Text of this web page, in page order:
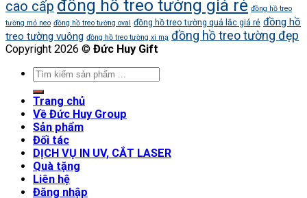
cao cấp đồng hồ treo tường giá rẻ đồng hồ treo
tường mỏ neo đồng hồ treo tường oval đồng hồ treo tường quả lắc giá rẻ đồng hồ
treo tường vuông đồng hồ treo tường xi mạ đồng hồ treo tường đẹp
Copyright 2026 © Đức Huy Gift
Trang chủ
Về Đức Huy Group
Sản phẩm
Đối tác
DỊCH VỤ IN UV, CẮT LASER
Quà tặng
Liên hệ
Đăng nhập